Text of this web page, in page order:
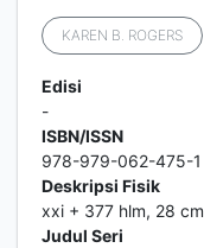
KAREN B. ROGERS
Edisi
-
ISBN/ISSN
978-979-062-475-1
Deskripsi Fisik
xxi + 377 hlm, 28 cm
Judul Seri